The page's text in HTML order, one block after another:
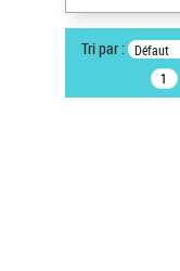
Statut de la notice
Notice
Type de notice
Tri par : Défaut